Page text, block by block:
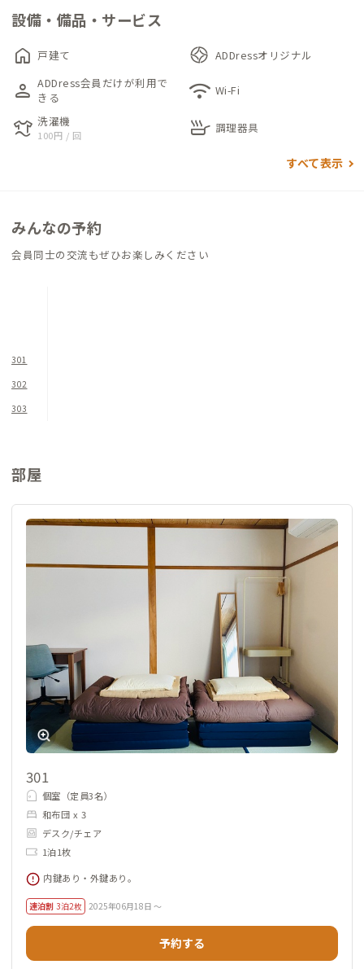
ちょっと急な階段を登ると、中2階があり、物置だった部屋がワ
ークスペースになっています。シンプルな室内は集中して作業が
可能です。
さらに階段を登ると踊り場がありリネン類がまとめてあります。
301は、和室で広々した8畳。デスク＆チェアも完備していま
す。302,303は6畳の洋室。こちらもデスク＆チェアがありま
す。301-303の窓はフレームが特殊なタイプでもともと網戸がな
洗濯機と乾燥機も完備されていて、洗濯には困りません。ただ、
イベントなどの際は遅くまで音が聞こえます。朝早い方はご注意
ください。日中は、中心市街地らしい人や車の行き交う音が聞
しれません。
ており、駐車場利用の車両や人が玄関前を行き交います。ご注意
物件の1階の窓にはシャッターが備え付けてあるので、不在時や
夜間などはシャッターを降ろしておくと安心です。
山梨一の繁華街まですぐの物件なので食事や買い物、娯楽など
楽しみも多いですが、夜間の音のことや防犯・安全面の配慮な
ど、家守さんと会員さんで協力して快適に過ごしましょう。
設備・備品・サービス
home 戸建て ADDressオリジナル
person ADDress会員だけが利用で
きる
wifi Wi-Fi
laundry 洗濯機
100円 / 回 skillet 調理器具
すべて表示
みんなの予約
会員同士の交流もぜひお楽しみください
301
302
303
部屋
301
個室（定員3名）
和布団 x 3
デスク/チェア
1泊1枚
内鍵あり・外鍵あり。
連泊割 3泊2枚 2025年06月18日 ～
予約する